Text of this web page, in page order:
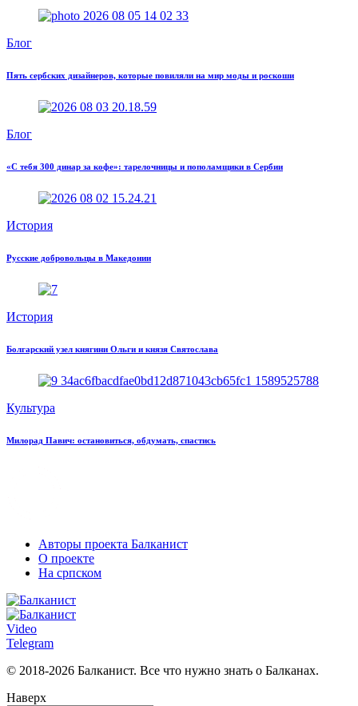
Блог
Пять сербских дизайнеров, которые повиляли на мир моды и роскоши
Блог
«С тебя 300 динар за кофе»: тарелочницы и пополамщики в Сербии
История
Русские добровольцы в Македонии
История
Болгарский узел княгини Ольги и князя Святослава
Культура
Милорад Павич: остановиться, обдумать, спастись
Авторы проекта Балканист
О проекте
На српском
Video
Telegram
© 2018-2026 Балканист. Все что нужно знать о Балканах.
Наверх